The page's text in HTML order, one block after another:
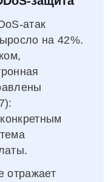
на 42%.
отражает